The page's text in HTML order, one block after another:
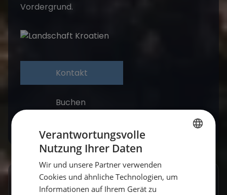
Vordergrund.
Kontakt
Buchen
GESCHRIEBEN VON
Verantwortungsvolle
Nutzung Ihrer Daten
Wir und unsere Partner verwenden
Cookies und ähnliche Technologien, um
Informationen auf Ihrem Gerät zu